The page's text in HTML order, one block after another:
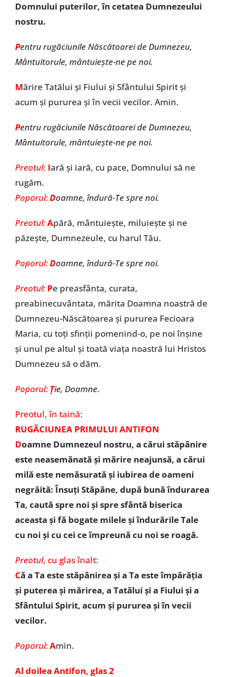
Domnului puterilor, în cetatea Dumnezeului
nostru.
Pentru rugăciunile Născătoarei de Dumnezeu,
Mântuitorule, mântuiește-ne pe noi.
Mărire Tatălui și Fiului și Sfântului Spirit și
acum și pururea și în vecii vecilor. Amin.
Pentru rugăciunile Născătoarei de Dumnezeu,
Mântuitorule, mântuiește-ne pe noi.
Preotul: Iară și iară, cu pace, Domnului să ne
rugăm.
Poporul:Doamne, îndură-Te spre noi.
Preotul:Apără, mântuiește, miluiește și ne
păzește, Dumnezeule, cu harul Tău.
Poporul:Doamne, îndură-Te spre noi.
Preotul: Pe preasfânta, curata,
preabinecuvântata, mărita Doamna noastră de
Dumnezeu-Născătoarea și pururea Fecioara
Maria, cu toți sfinții pomenind-o, pe noi înșine
și unul pe altul și toată viața noastră lui Hristos
Dumnezeu să o dăm.
Poporul: Ție, Doamne.
Preotul, în taină:
RUGĂCIUNEA PRIMULUI ANTIFON
Doamne Dumnezeul nostru, a cărui stăpânire
este neasemănată și mărire neajunsă, a cărui
milă este nemăsurată și iubirea de oameni
negrăită: Însuți Stăpâne, după bună îndurarea
Ta, caută spre noi și spre sfântă biserica
aceasta și fă bogate milele și îndurările Tale
cu noi și cu cei ce împreună cu noi se roagă.
Preotul, cu glas înalt:
Că a Ta este stăpânirea și a Ta este împărăția
și puterea și mărirea, a Tatălui și a Fiului și a
Sfântului Spirit, acum și pururea și în vecii
vecilor.
Poporul:Amin.
Al doilea Antifon, glas 2